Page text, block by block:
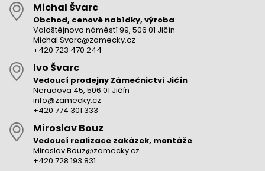
Michal Švarc
Obchod, cenové nabídky, výroba
Valdštějnovo náměstí 99, 506 01 Jičín
Michal.Svarc@zamecky.cz
+420 723 470 244
Ivo Švarc
Vedoucí prodejny Zámečnictví Jičín
Nerudova 45, 506 01 Jičín
info@zamecky.cz
+420 774 301 333
Miroslav Bouz
Vedoucí realizace zakázek, montáže
Miroslav.Bouz@zamecky.cz
+420 728 193 831